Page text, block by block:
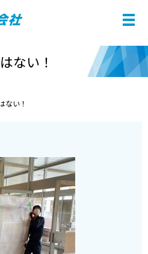
ない！
ない！